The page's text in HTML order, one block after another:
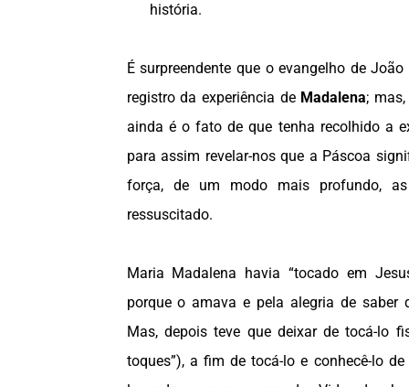
história.
É surpreendente que o evangelho de
registro da experiência de Madalena;
ainda é o fato de que tenha recolhido a
para assim revelar-nos que a Páscoa
força, de um modo mais profundo,
ressuscitado.
Maria Madalena havia “tocado em
porque o amava e pela alegria de saber
Mas, depois teve que deixar de tocá-lo
toques”), a fim de tocá-lo e conhecê-lo